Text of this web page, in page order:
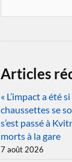
Articles
« L’impact a été
chaussettes se
s’est passé à
morts à la gare
7 août 2026